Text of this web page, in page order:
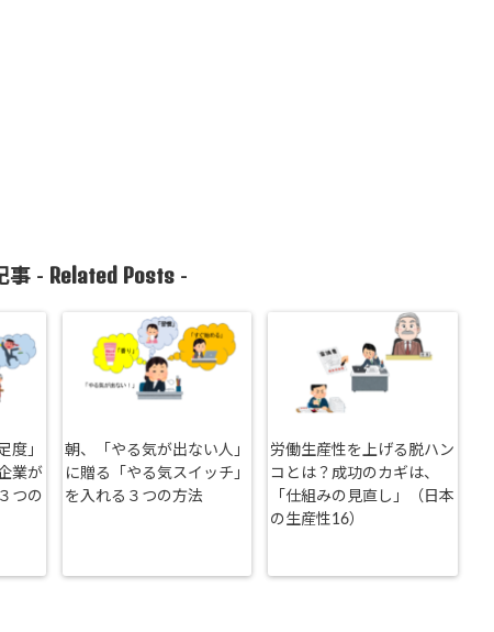
事 - Related Posts-
度」
業が
つの
朝、「やる気が出ない人」
に贈る「やる気スイッチ」
を入れる３つの方法
労働生産性を上げる脱ハン
コとは？成功のカギは、
「仕組みの見直し」（日本
の生産性16）